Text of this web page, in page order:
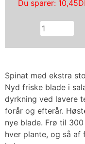
Spinat med ekstra
Nyd friske blade i
dyrkning ved lavere
forår og efterår.
nye blade. Frø til
hver plante, og så af
Du sparer: